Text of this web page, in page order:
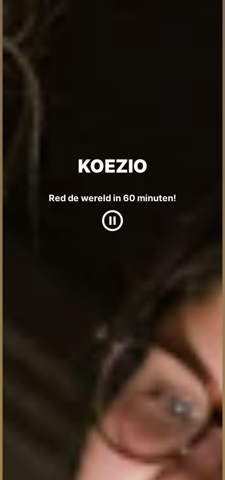
KOEZIO
Red de wereld in 60 minuten!